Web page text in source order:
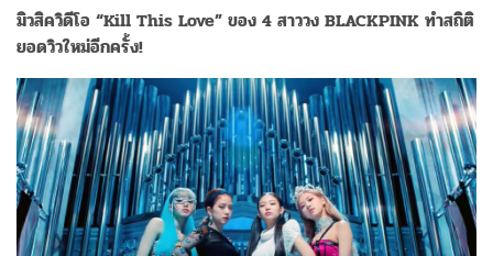
มิวสิควิดีโอ “Kill This Love” ของ 4 สาววง BLACKPINK ทำสถิติ
ยอดวิวใหม่อีกครั้ง!